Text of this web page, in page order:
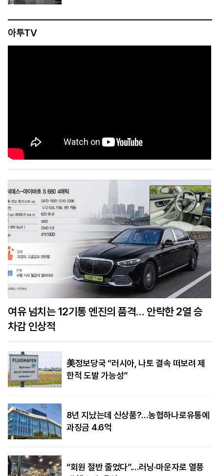
아투TV
여유 넘치는 12기통 엔진의 품격… 안락한 2열 승
차감 인상적
美정보당국 “러시아, 나토 결속 떠보려 제
한적 도발 가능성”
8년 지났는데 신상품?…농협하나로유통에
과징금 4.6억
“회원 절반 줄었다”.…러닝·마운자로 열풍